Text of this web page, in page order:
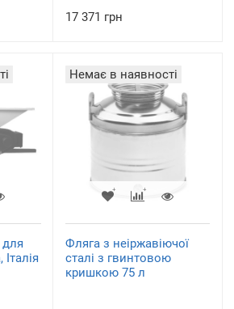
17 371 грн
Немає в наявності
Фляга з неіржавіючої
сталі з гвинтовою
кришкою 75 л